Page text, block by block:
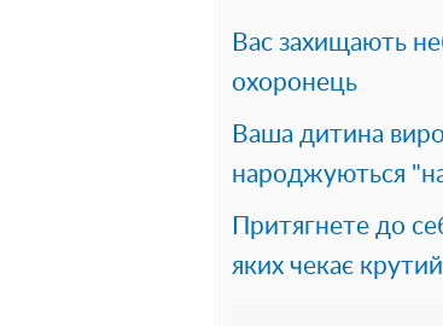
Вас захищають
охоронець
Ваша дитина
народжуються
Притягнете до
яких чекає